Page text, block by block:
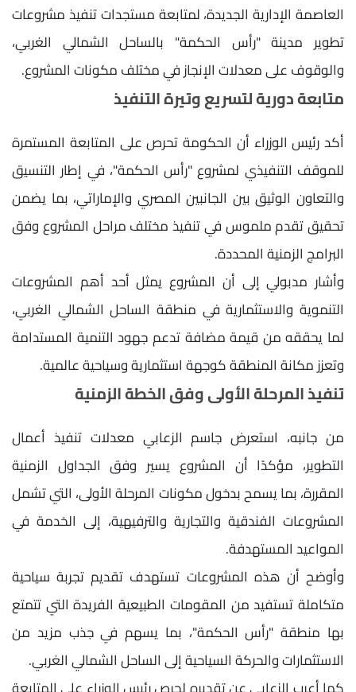
العاصمة الإدارية الجديدة، لمتابعة مستجدات تنفيذ مشروعات
تطوير مدينة "رأس الحكمة" بالساحل الشمالي الغربي،
والوقوف على معدلات الإنجاز في مختلف مكونات المشروع.
متابعة دورية لتسريع وتيرة التنفيذ
أكد رئيس الوزراء أن الحكومة تحرص على المتابعة المستمرة
للموقف التنفيذي لمشروع "رأس الحكمة"، في إطار التنسيق
والتعاون الوثيق بين الجانبين المصري والإماراتي، بما يضمن
تحقيق تقدم ملموس في تنفيذ مختلف مراحل المشروع وفق
البرامج الزمنية المحددة.
وأشار مدبولي إلى أن المشروع يمثل أحد أهم المشروعات
التنموية والاستثمارية في منطقة الساحل الشمالي الغربي،
لما يحققه من قيمة مضافة تدعم جهود التنمية المستدامة
وتعزز مكانة المنطقة كوجهة استثمارية وسياحية عالمية.
تنفيذ المرحلة الأولى وفق الخطة الزمنية
من جانبه، استعرض جاسم الزعابي معدلات تنفيذ أعمال
التطوير، مؤكدًا أن المشروع يسير وفق الجداول الزمنية
المقررة، بما يسمح بدخول مكونات المرحلة الأولى، التي تشمل
المشروعات الفندقية والتجارية والترفيهية، إلى الخدمة في
المواعيد المستهدفة.
وأوضح أن هذه المشروعات تستهدف تقديم تجربة سياحية
متكاملة تستفيد من المقومات الطبيعية الفريدة التي تتمتع
بها منطقة "رأس الحكمة"، بما يسهم في جذب مزيد من
الاستثمارات والحركة السياحية إلى الساحل الشمالي الغربي.